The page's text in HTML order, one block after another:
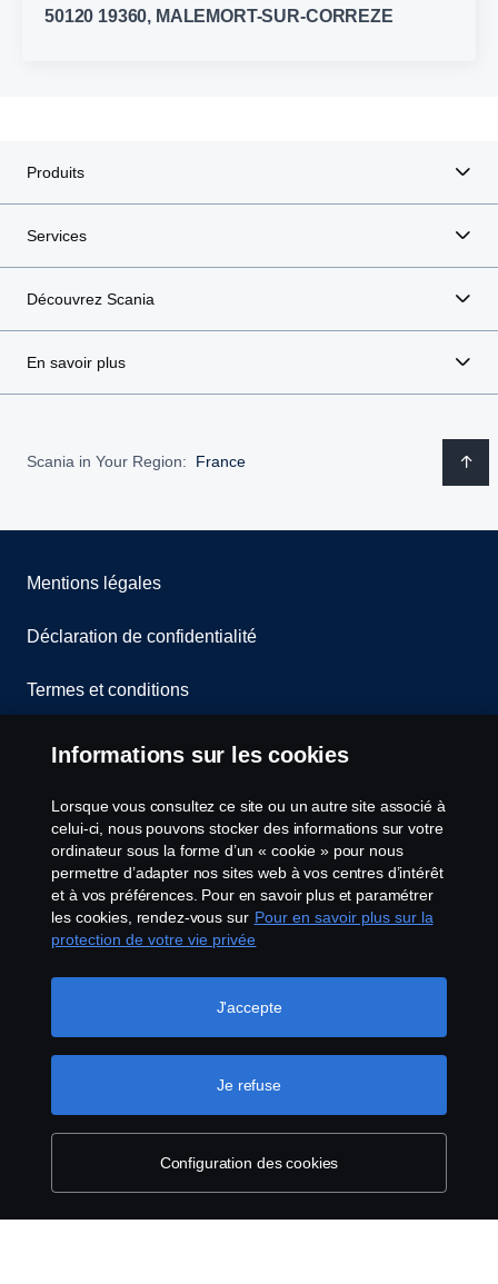
50120 19360, MALEMORT-SUR-CORREZE
Produits
Services
Découvrez Scania
En savoir plus
Scania in Your Region: France
Mentions légales
Déclaration de confidentialité
Termes et conditions
Contactez-nous
Lanceurs d’alerte
Politique de cookies
Configuration des cookies
© Copyright Scania 2026 Tous droits réservés.
Scania France SAS, 11 allée du Président Chirac,
49100 Angers, France, Tél. : +33 (0)2 41 41 33 33
Informations sur les cookies
Lorsque vous consultez ce site ou un autre site associé à
celui-ci, nous pouvons stocker des informations sur votre
ordinateur sous la forme d’un « cookie » pour nous
permettre d’adapter nos sites web à vos centres d’intérêt
et à vos préférences. Pour en savoir plus et paramétrer
les cookies, rendez-vous sur Pour en savoir plus sur la
protection de votre vie privée
Configuration des cookies
Je refuse
J'accepte